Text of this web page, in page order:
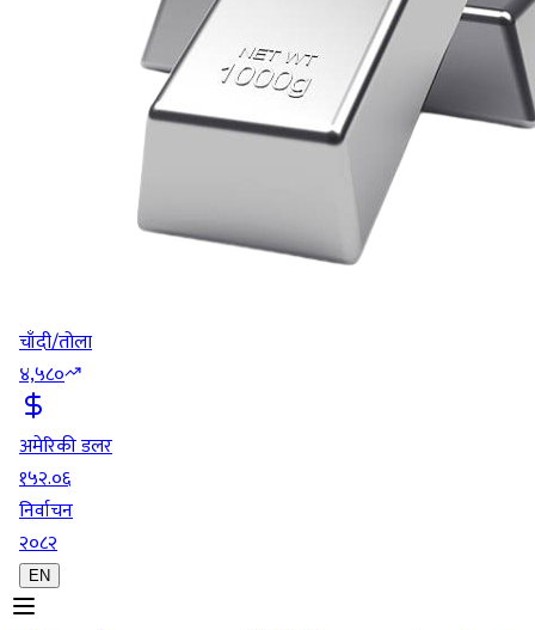
चाँदी/तोला
४,५८०
अमेरिकी डलर
१५२.०६
निर्वाचन
२०८२
EN